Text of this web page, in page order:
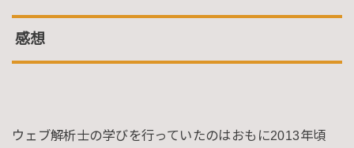
感想
ウェブ解析士の学びを行っていたのはおもに2013年頃